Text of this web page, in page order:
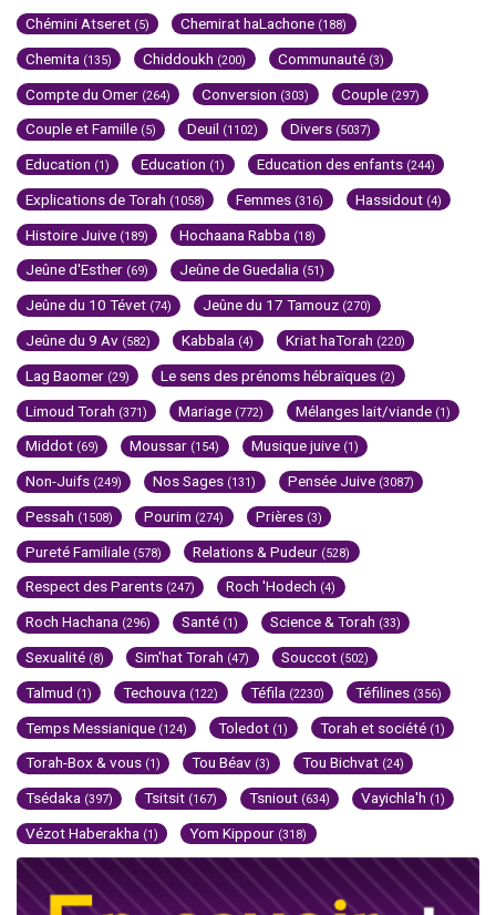
Chémini Atseret (5) Chemirat haLachone (188)
Chemita (135) Chiddoukh (200) Communauté (3)
Compte du Omer (264) Conversion (303) Couple (297)
Couple et Famille (5) Deuil (1102) Divers (5037)
Education (1) Education (1) Education des enfants (244)
Explications de Torah (1058) Femmes (316) Hassidout (4)
Histoire Juive (189) Hochaana Rabba (18)
Jeûne d'Esther (69) Jeûne de Guedalia (51)
Jeûne du 10 Tévet (74) Jeûne du 17 Tamouz (270)
Jeûne du 9 Av (582) Kabbala (4) Kriat haTorah (220)
Lag Baomer (29) Le sens des prénoms hébraïques (2)
Limoud Torah (371) Mariage (772) Mélanges lait/viande (1)
Middot (69) Moussar (154) Musique juive (1)
Non-Juifs (249) Nos Sages (131) Pensée Juive (3087)
Pessah (1508) Pourim (274) Prières (3)
Pureté Familiale (578) Relations & Pudeur (528)
Respect des Parents (247) Roch 'Hodech (4)
Roch Hachana (296) Santé (1) Science & Torah (33)
Sexualité (8) Sim'hat Torah (47) Souccot (502)
Talmud (1) Techouva (122) Téfila (2230) Téfilines (356)
Temps Messianique (124) Toledot (1) Torah et société (1)
Torah-Box & vous (1) Tou Béav (3) Tou Bichvat (24)
Tsédaka (397) Tsitsit (167) Tsniout (634) Vayichla'h (1)
Vézot Haberakha (1) Yom Kippour (318)